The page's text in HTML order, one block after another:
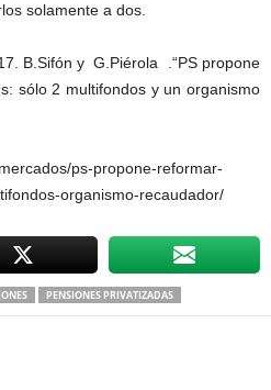
solamente a dos.
B.Sifón y G.Piérola .“PS propone
sólo 2 multifondos y un organismo
ps-propone-reformar-
organismo-recaudador/
PENSIONES PRIVATIZADAS